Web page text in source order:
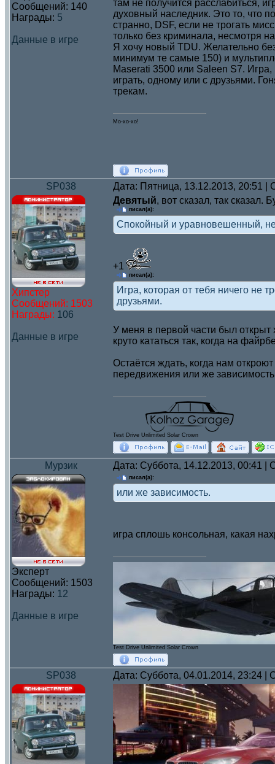
Сообщений: 140
Награды: 5
Данные в игре
там не получится расслабиться,
духовный наследник. Это то, что
странно, DSF, если не трогать
только без криминала, несмотря
Я хочу новый TDU. Желательно
минимум те самые 150) и
Maserati 3500 или Saleen S7. Игра,
играть, одному или с друзьями.
трекам.
Мо-хо-хо!
SP038 Дата: Пятница, 13.12.2013, 20:51
Хипстер
Сообщений: 1503
Награды: 106
Данные в игре
Девятый, вот сказал, так
писал(а):
Спокойный и уравновешенный,
+1
писал(а):
Игра, которая от тебя ничего не
друзьями.
У меня в первой части был
круто кататься так, когда на
Остаётся ждать, когда нам
передвижения или же
Test Drive Unlimited Solar Crown
Мурзик Дата: Суббота, 14.12.2013, 00:41
Эксперт
Сообщений: 1503
Награды: 12
Данные в игре
писал(а):
или же зависимость.
игра сплошь консольная, какая
Test Drive Unlimited Solar Crown
SP038 Дата: Суббота, 04.01.2014, 23:24